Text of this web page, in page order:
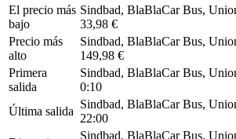
El precio más
bajo
Sindbad, BlaBlaCar Bus,
33,98 €
Precio más
alto
Sindbad, BlaBlaCar Bus,
149,98 €
Primera
salida
Sindbad, BlaBlaCar Bus,
0:10
Última salida
Sindbad, BlaBlaCar Bus,
22:00
Sindbad, BlaBlaCar Bus,